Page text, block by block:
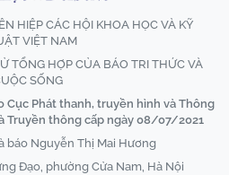
HIỆP CÁC HỘI KHOA HỌC VÀ KỸ
VIỆT NAM
TỔNG HỢP CỦA BÁO TRI THỨC VÀ
SỐNG
Cục Phát thanh, truyền hình và Thông
Truyền thông cấp ngày 08/07/2021
báo Nguyễn Thị Mai Hương
Đạo, phường Cửa Nam, Hà Nội